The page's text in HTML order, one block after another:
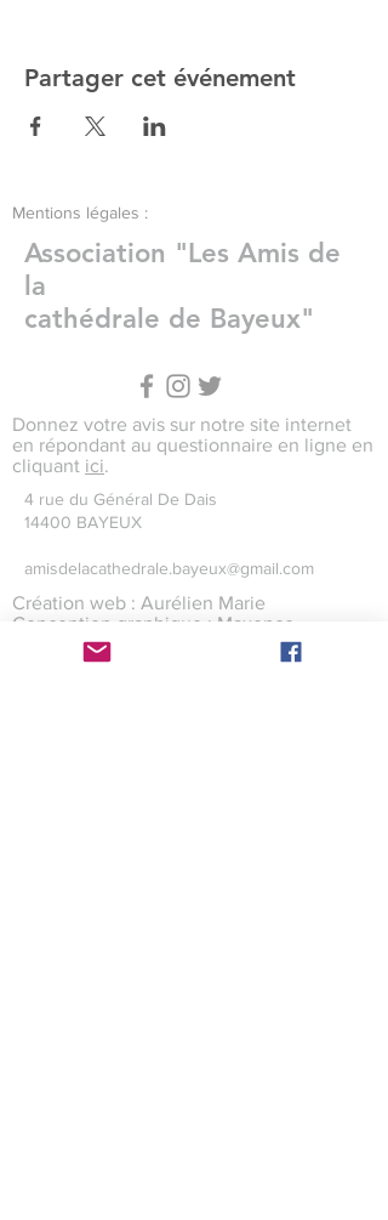
Partager cet événement
Mentions légales :
Association "Les Amis de
la
cathédrale de Bayeux"
Donnez votre avis sur notre site internet
en répondant au questionnaire en ligne en
cliquant ici.
4 rue du Général De Dais
14400 BAYEUX
amisdelacathedrale.bayeux@gmail.com
Création web : Aurélien Marie
Conception graphique : Maxence
Levaillant
Crédits photographiques : Maxence